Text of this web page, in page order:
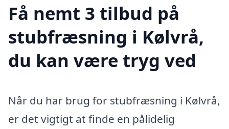
Få nemt 3 tilbud på
stubfræsning i Kølvrå,
du kan være tryg ved
Når du har brug for stubfræsning i Kølvrå,
er det vigtigt at finde en pålidelig